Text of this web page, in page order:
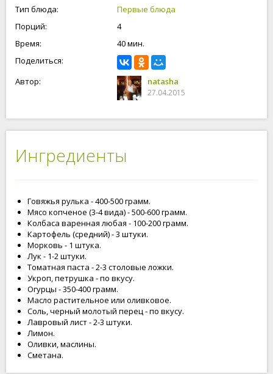
Тип блюда:
Первые блюда
Порций:
4
Время:
40 мин.
Поделиться:
Автор:
natasha
27.04.2015
Ингредиенты
Говяжья рулька - 400-500 грамм.
Мясо копченое (3-4 вида) - 500-600 грамм.
Колбаса варенная любая - 100-200 грамм.
Картофель (средний) - 3 штуки.
Морковь - 1 штука.
Лук - 1-2 штуки.
Томатная паста - 2-3 столовые ложки.
Укроп, петрушка - по вкусу.
Огурцы - 350-400 грамм.
Масло растительное или оливковое.
Соль, черный молотый перец - по вкусу.
Лавровый лист - 2-3 штуки.
Лимон.
Оливки, маслины.
Сметана.